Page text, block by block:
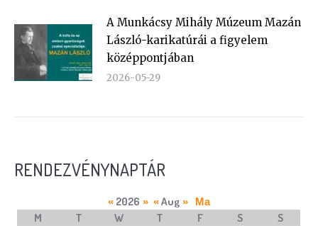
A Munkácsy Mihály Múzeum Mazán
László-karikatúrái a figyelem
középpontjában
2026-05-29
RENDEZVÉNYNAPTÁR
« 2026 » « Aug » Ma
M T W T F S S